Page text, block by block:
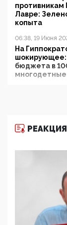
противникам
Лавре:
копыта
06:38, 19 Июня
На
шокирующее:
бюджета в
11:53, 09 Июня
повестку в
09:43, 01 Июня
5G за счет
отобрать у
защищать
РЕАКЦИЯ